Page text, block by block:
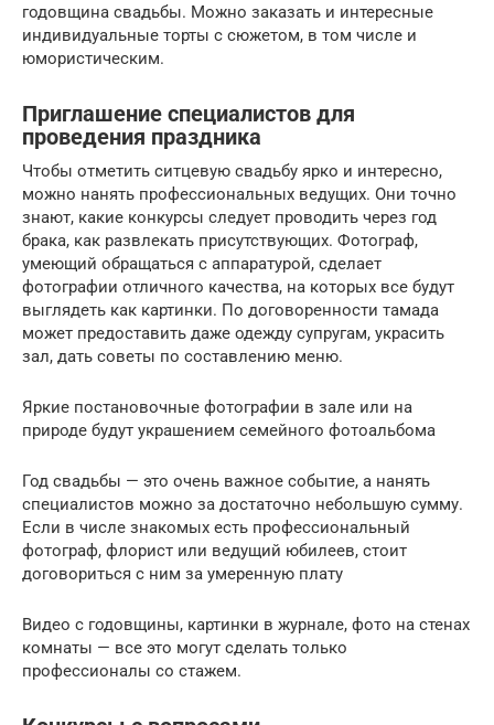
годовщина свадьбы. Можно заказать и интересные
индивидуальные торты с сюжетом, в том числе и
юмористическим.
Приглашение специалистов для
проведения праздника
Чтобы отметить ситцевую свадьбу ярко и интересно,
можно нанять профессиональных ведущих. Они точно
знают, какие конкурсы следует проводить через год
брака, как развлекать присутствующих. Фотограф,
умеющий обращаться с аппаратурой, сделает
фотографии отличного качества, на которых все будут
выглядеть как картинки. По договоренности тамада
может предоставить даже одежду супругам, украсить
зал, дать советы по составлению меню.
Яркие постановочные фотографии в зале или на
природе будут украшением семейного фотоальбома
Год свадьбы — это очень важное событие, а нанять
специалистов можно за достаточно небольшую сумму.
Если в числе знакомых есть профессиональный
фотограф, флорист или ведущий юбилеев, стоит
договориться с ним за умеренную плату
Видео с годовщины, картинки в журнале, фото на стенах
комнаты — все это могут сделать только
профессионалы со стажем.